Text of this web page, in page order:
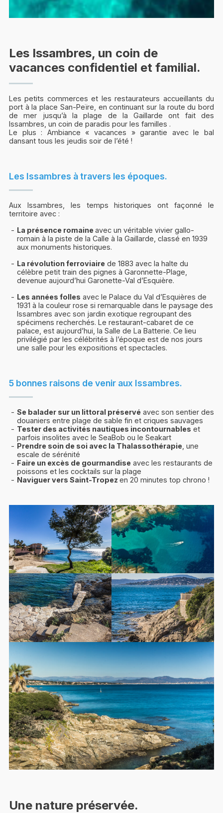
Les Issambres, un coin de
vacances confidentiel et familial.
Les petits commerces et les restaurateurs accueillants du
port à la place San-Peïre, en continuant sur la route du bord
de mer jusqu’à la plage de la Gaillarde ont fait des
Issambres, un coin de paradis pour les familles .
Le plus : Ambiance « vacances » garantie avec le bal
dansant tous les jeudis soir de l’été !
Les Issambres à travers les époques.
Aux Issambres, les temps historiques ont façonné le
territoire avec :
La présence romaine avec un véritable vivier gallo-
romain à la piste de la Calle à la Gaillarde, classé en 1939
aux monuments historiques.
La révolution ferroviaire de 1883 avec la halte du
célèbre petit train des pignes à Garonnette-Plage,
devenue aujourd’hui Garonette-Val d’Esquière.
Les années folles avec le Palace du Val d’Esquières de
1931 à la couleur rose si remarquable dans le paysage des
Issambres avec son jardin exotique regroupant des
spécimens recherchés. Le restaurant-cabaret de ce
palace, est aujourd’hui, la Salle de La Batterie. Ce lieu
privilégié par les célébrités à l’époque est de nos jours
une salle pour les expositions et spectacles.
5 bonnes raisons de venir aux Issambres.
Se balader sur un littoral préservé avec son sentier des
douaniers entre plage de sable fin et criques sauvages
Tester des activités nautiques incontournables et
parfois insolites avec le SeaBob ou le Seakart
Prendre soin de soi avec la Thalassothérapie , une
escale de sérénité
Faire un excès de gourmandise avec les restaurants de
poissons et les cocktails sur la plage
Naviguer vers Saint-Tropez en 20 minutes top chrono !
Une nature préservée.